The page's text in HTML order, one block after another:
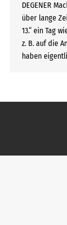
DEGENER
über lange
13.“ ein Tag
z. B. auf die
haben